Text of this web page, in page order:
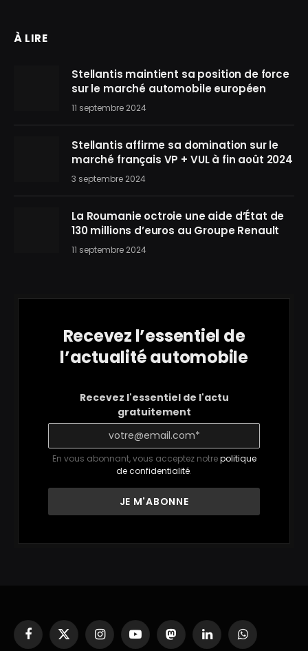
À LIRE
Stellantis maintient sa position de force
sur le marché automobile européen
11 septembre 2024
Stellantis affirme sa domination sur le
marché français VP + VUL à fin août 2024
3 septembre 2024
La Roumanie octroie une aide d’État de
130 millions d’euros au Groupe Renault
11 septembre 2024
Recevez l’essentiel de
l’actualité automobile
Recevez l'essentiel de l'actu
gratuitement
En vous abonnant, vous acceptez notrepolitique
de confidentialité.
Facebook
X
InstagramYouTubeMastodonLinkedInWhatsApp